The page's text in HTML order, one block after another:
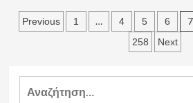
Σελιδοποίηση
Previous 1 … 4 5 6 7
258 Next
Αναζήτηση